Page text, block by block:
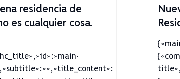
residencia de
es cualquier cosa.